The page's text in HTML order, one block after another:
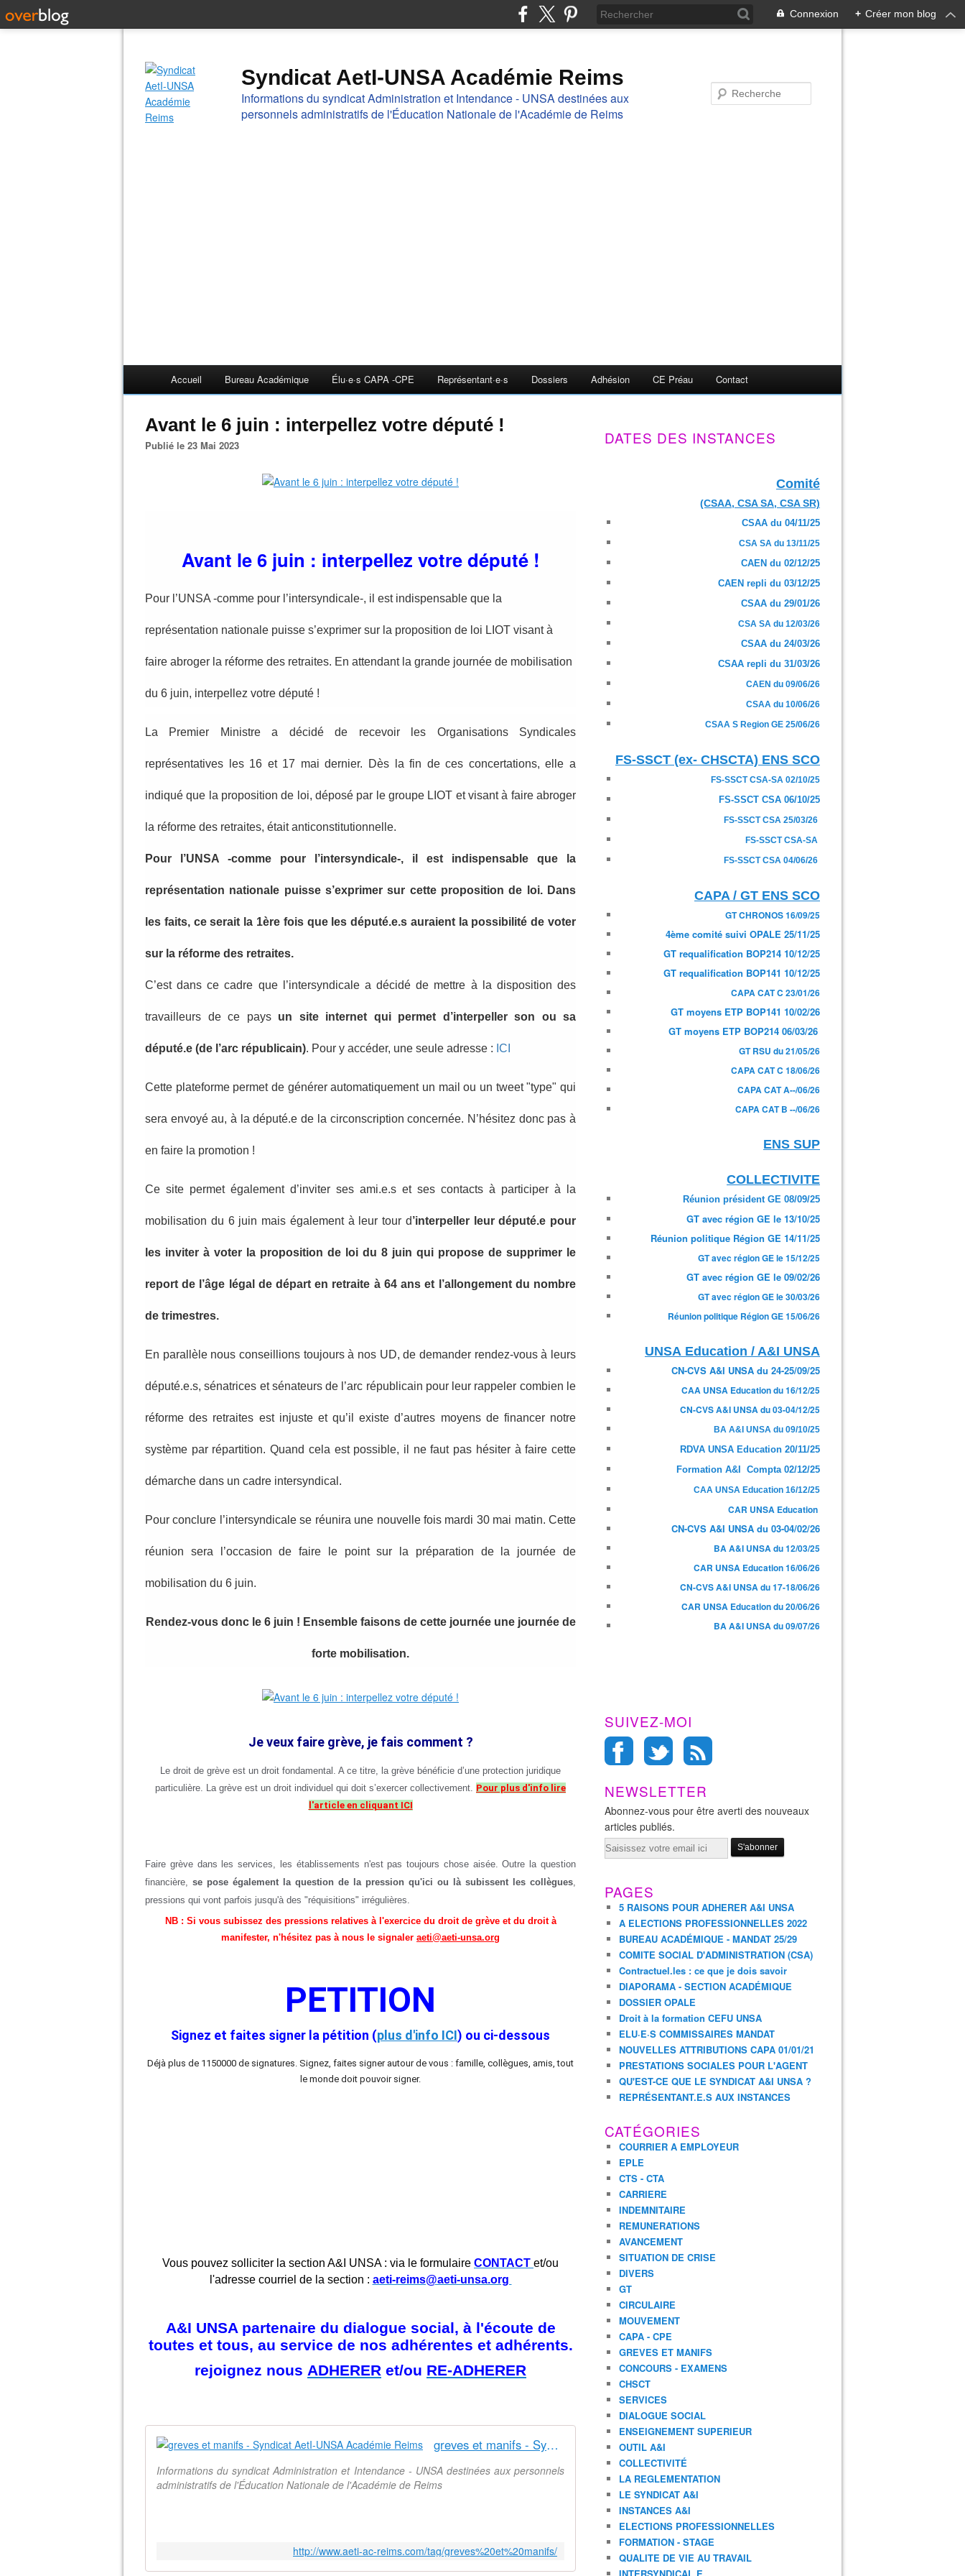
Connexion + Créer mon blog
Syndicat AetI-UNSA Académie Reims
Informations du syndicat Administration et Intendance - UNSA destinées aux
personnels administratifs de l'Éducation Nationale de l'Académie de Reims
Accueil Bureau Académique Élu·e·s CAPA -CPE Représentant·e·s Dossiers Adhésion CE Préau Contact
Avant le 6 juin : interpellez votre député !
Publié le 23 Mai 2023
Avant le 6 juin : interpellez votre député !
Pour l’UNSA -comme pour l’intersyndicale-, il est indispensable que la
représentation nationale puisse s’exprimer sur la proposition de loi LIOT visant à
faire abroger la réforme des retraites. En attendant la grande journée de mobilisation
du 6 juin, interpellez votre député !
La Premier Ministre a décidé de recevoir les Organisations Syndicales
représentatives les 16 et 17 mai dernier. Dès la fin de ces concertations, elle a
indiqué que la proposition de loi, déposé par le groupe LIOT et visant à faire abroger
la réforme des retraites, était anticonstitutionnelle.
Pour l’UNSA -comme pour l’intersyndicale-, il est indispensable que la
représentation nationale puisse s’exprimer sur cette proposition de loi. Dans
les faits, ce serait la 1ère fois que les député.e.s auraient la possibilité de voter
sur la réforme des retraites.
C’est dans ce cadre que l’intersyndicale a décidé de mettre à la disposition des
travailleurs de ce pays un site internet qui permet d’interpeller son ou sa
député.e (de l’arc républicain). Pour y accéder, une seule adresse : ICI
Cette plateforme permet de générer automatiquement un mail ou un tweet "type" qui
sera envoyé au, à la député.e de la circonscription concernée. N’hésitez donc pas à
en faire la promotion !
Ce site permet également d’inviter ses ami.e.s et ses contacts à participer à la
mobilisation du 6 juin mais également à leur tour d’interpeller leur député.e pour
les inviter à voter la proposition de loi du 8 juin qui propose de supprimer le
report de l’âge légal de départ en retraite à 64 ans et l’allongement du nombre
de trimestres.
En parallèle nous conseillions toujours à nos UD, de demander rendez-vous à leurs
député.e.s, sénatrices et sénateurs de l’arc républicain pour leur rappeler combien le
réforme des retraites est injuste et qu’il existe d’autres moyens de financer notre
système par répartition. Quand cela est possible, il ne faut pas hésiter à faire cette
démarche dans un cadre intersyndical.
Pour conclure l’intersyndicale se réunira une nouvelle fois mardi 30 mai matin. Cette
réunion sera l’occasion de faire le point sur la préparation de la journée de
mobilisation du 6 juin.
Rendez-vous donc le 6 juin ! Ensemble faisons de cette journée une journée de
forte mobilisation.
Je veux faire grève, je fais comment ?
Le droit de grève est un droit fondamental. A ce titre, la grève bénéficie d’une protection juridique
particulière. La grève est un droit individuel qui doit s’exercer collectivement. Pour plus d'info lire
l'article en cliquant ICI
Faire grève dans les services, les établissements n'est pas toujours chose aisée. Outre la question
financière, se pose également la question de la pression qu'ici ou là subissent les collègues,
pressions qui vont parfois jusqu'à des "réquisitions" irrégulières.
NB : Si vous subissez des pressions relatives à l'exercice du droit de grève et du droit à
manifester, n'hésitez pas à nous le signaler aeti@aeti-unsa.org
PETITION
Signez et faites signer la pétition (plus d'info ICI) ou ci-dessous
Déjà plus de 1150000 de signatures. Signez, faites signer autour de vous : famille, collègues, amis, tout
le monde doit pouvoir signer.
Vous pouvez solliciter la section A&I UNSA : via le formulaire CONTACT et/ou
l'adresse courriel de la section : aeti-reims@aeti-unsa.org
A&I UNSA partenaire du dialogue social, à l'écoute de
toutes et tous, au service de nos adhérentes et adhérents.
rejoignez nous ADHERER et/ou RE-ADHERER
greves et manifs - Syndicat AetI-UNSA Académie Reims
Informations du syndicat Administration et Intendance - UNSA destinées aux personnels
administratifs de l'Éducation Nationale de l'Académie de Reims
http://www.aeti-ac-reims.com/tag/greves%20et%20manifs/
DATES DES INSTANCES
Comité
(CSAA, CSA SA, CSA SR)
CSAA du 04/11/25
CSA SA du 13/11/25
CAEN du 02/12/25
CAEN repli du 03/12/25
CSAA du 29/01/26
CSA SA du 12/03/26
CSAA du 24/03/26
CSAA repli du 31/03/26
CAEN du 09/06/26
CSAA du 10/06/26
CSAA S Region GE 25/06/26
FS-SSCT (ex- CHSCTA) ENS SCO
FS-SSCT CSA-SA 02/10/25
FS-SSCT CSA 06/10/25
FS-SSCT CSA 25/03/26
FS-SSCT CSA-SA
FS-SSCT CSA 04/06/26
CAPA / GT ENS SCO
GT CHRONOS 16/09/25
4ème comité suivi OPALE 25/11/25
GT requalification BOP214 10/12/25
GT requalification BOP141 10/12/25
CAPA CAT C 23/01/26
GT moyens ETP BOP141 10/02/26
GT moyens ETP BOP214 06/03/26
GT RSU du 21/05/26
CAPA CAT C 18/06/26
CAPA CAT A--/06/26
CAPA CAT B --/06/26
ENS SUP
COLLECTIVITE
Réunion président GE 08/09/25
GT avec région GE le 13/10/25
Réunion politique Région GE 14/11/25
GT avec région GE le 15/12/25
GT avec région GE le 09/02/26
GT avec région GE le 30/03/26
Réunion politique Région GE 15/06/26
UNSA Education / A&I UNSA
CN-CVS A&I UNSA du 24-25/09/25
CAA UNSA Education du 16/12/25
CN-CVS A&I UNSA du 03-04/12/25
BA A&I UNSA du 09/10/25
RDVA UNSA Education 20/11/25
Formation A&I Compta 02/12/25
CAA UNSA Education 16/12/25
CAR UNSA Education
CN-CVS A&I UNSA du 03-04/02/26
BA A&I UNSA du 12/03/25
CAR UNSA Education 16/06/26
CN-CVS A&I UNSA du 17-18/06/26
CAR UNSA Education du 20/06/26
BA A&I UNSA du 09/07/26
SUIVEZ-MOI
NEWSLETTER
Abonnez-vous pour être averti des nouveaux
articles publiés.
Email
PAGES
5 RAISONS POUR ADHERER A&I UNSA
A ELECTIONS PROFESSIONNELLES 2022
BUREAU ACADÉMIQUE - MANDAT 25/29
COMITE SOCIAL D'ADMINISTRATION (CSA)
Contractuel.les : ce que je dois savoir
DIAPORAMA - SECTION ACADÉMIQUE
DOSSIER OPALE
Droit à la formation CEFU UNSA
ELU·E·S COMMISSAIRES MANDAT
NOUVELLES ATTRIBUTIONS CAPA 01/01/21
PRESTATIONS SOCIALES POUR L'AGENT
QU'EST-CE QUE LE SYNDICAT A&I UNSA ?
REPRÉSENTANT.E.S AUX INSTANCES
CATÉGORIES
COURRIER A EMPLOYEUR
EPLE
CTS - CTA
CARRIERE
INDEMNITAIRE
REMUNERATIONS
AVANCEMENT
SITUATION DE CRISE
DIVERS
GT
CIRCULAIRE
MOUVEMENT
CAPA - CPE
GREVES ET MANIFS
CONCOURS - EXAMENS
CHSCT
SERVICES
DIALOGUE SOCIAL
ENSEIGNEMENT SUPERIEUR
OUTIL A&I
COLLECTIVITÉ
LA REGLEMENTATION
LE SYNDICAT A&I
INSTANCES A&I
ELECTIONS PROFESSIONNELLES
FORMATION - STAGE
QUALITE DE VIE AU TRAVAIL